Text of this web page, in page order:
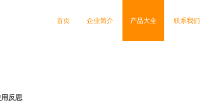
首页 企业简介 产品大全 联系我们
反思